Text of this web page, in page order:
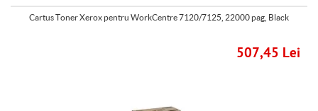
Cartus Toner Xerox pentru WorkCentre 7120/7125, 22000 pag, Black
507,45 Lei